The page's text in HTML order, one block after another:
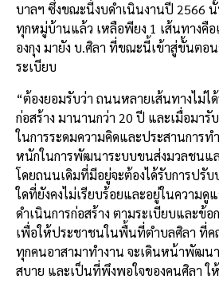
บาลฯ ซึ่งขณะนี้งบดำเนินงานปี 2566
ทุกหมู่บ้านแล้ว เหลือพียง 1 เส้นทางคื
องกุง มายัง บ.ศิลา ที่ขณะนี้เข้าสู่ขั้นตอ
ระเบียบ
“ต้องยอมรับว่า ถนนหลายเส้นทางไม่ไ
ก่อสร้าง มานานกว่า 20 ปี และเมื่อมา
ในการระดมความคิดและประสานการ
หนักในการพัฒนาระบบขนส่งมวลชนแ
โดยถนนเดิมที่มีอยู่จะต้องได้รับการปรั
ใดที่ยังคงไม่เรียบร้อยและอยู่ในความดู
ดำเนินการก่อสร้าง ตามระเบียบและข้
เพื่อให้ประชาชนในพื้นที่ตำบลศิลา ที่ค
ทุกคนอาสามาทำงาน จะเดินหน้าพัฒน
สบาย และเป็นที่พึงพอใจของคนศิลา ใ